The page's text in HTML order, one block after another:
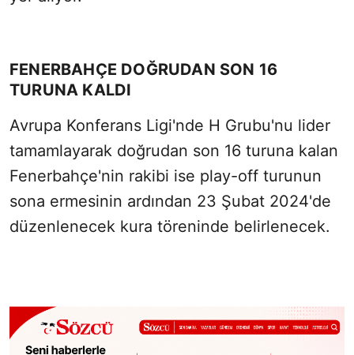
FENERBAHÇE DOĞRUDAN SON 16
TURUNA KALDI
Avrupa Konferans Ligi'nde H Grubu'nu lider
tamamlayarak doğrudan son 16 turuna kalan
Fenerbahçe'nin rakibi ise play-off turunun
sona ermesinin ardından 23 Şubat 2024'de
düzenlenecek kura töreninde belirlenecek.